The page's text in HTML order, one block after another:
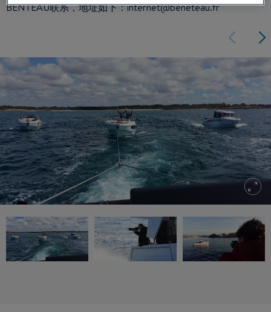
BENTEAU联系，地址如下：internet@beneteau.fr